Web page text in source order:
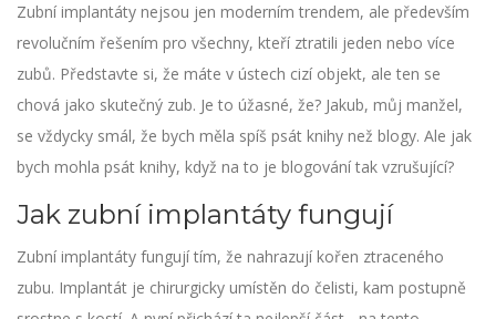
Zubní implantáty nejsou jen moderním trendem, ale především
revolučním řešením pro všechny, kteří ztratili jeden nebo více
zubů. Představte si, že máte v ústech cizí objekt, ale ten se
chová jako skutečný zub. Je to úžasné, že? Jakub, můj manžel,
se vždycky smál, že bych měla spíš psát knihy než blogy. Ale jak
bych mohla psát knihy, když na to je blogování tak vzrušující?
Jak zubní implantáty fungují
Zubní implantáty fungují tím, že nahrazují kořen ztraceného
zubu. Implantát je chirurgicky umístěn do čelisti, kam postupně